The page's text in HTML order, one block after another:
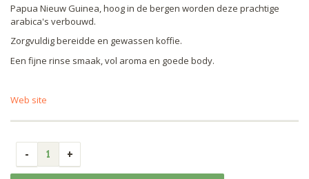
Papua Nieuw Guinea, hoog in de bergen worden deze prachtige
arabica's verbouwd.
Zorgvuldig bereidde en gewassen koffie.
Een fijne rinse smaak, vol aroma en goede body.
Web site